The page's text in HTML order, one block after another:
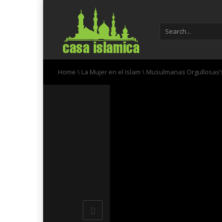
Home \ La Mujer en el Islam \ Musulmanas